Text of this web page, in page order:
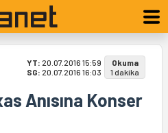
YT: 20.07.2016 15:59
SG: 20.07.2016 16:03
Okuma
1 dakika
Anısına Konser